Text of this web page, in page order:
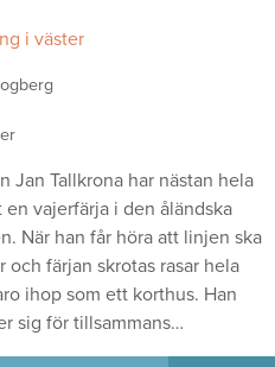
i väster
Jan Tallkrona har nästan hela
vajerfärja i den åländska
När han får höra att linjen ska
och färjan skrotas rasar hela
ihop som ett korthus. Han
sig för tillsammans…